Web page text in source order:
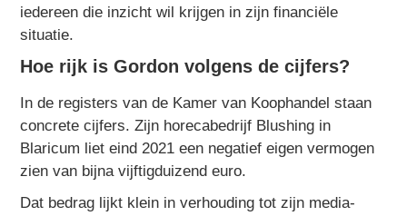
iedereen die inzicht wil krijgen in zijn financiële
situatie.
Hoe rijk is Gordon volgens de cijfers?
In de registers van de Kamer van Koophandel staan
concrete cijfers. Zijn horecabedrijf Blushing in
Blaricum liet eind 2021 een negatief eigen vermogen
zien van bijna vijftigduizend euro.
Dat bedrag lijkt klein in verhouding tot zijn media-